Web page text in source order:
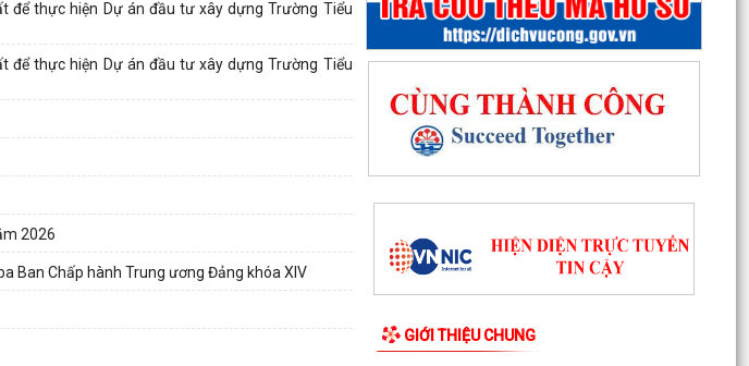
để thực hiện Dự án đầu tư xây dựng Trường Tiểu
để thực hiện Dự án đầu tư xây dựng Trường Tiểu
2026
Ban Chấp hành Trung ương Đảng khóa XIV
GIỚI THIỆU CHUNG
Quyết định số 1143/QĐ-UBND ngày 03/8/2026
của UBND phường Đông Hải về việc thu hồi đất
để thực hiện...
Quyết định số 1142/QĐ-UBND ngày 03/8/2026
của UBND phường Đông Hải về việc thu hồi đất
để thực hiện...
Hải Phòng đẩy nhanh tiến độ đo đạc, lập hồ sơ